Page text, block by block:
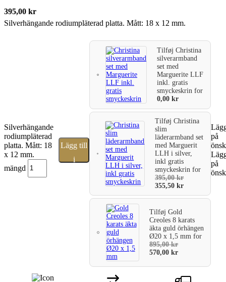
395,00 kr
Silverhängande rodiumpläterad platta. Mått: 18 x 12 mm.
Silverhängande
rodiumpläterad
platta. Mått: 18
x 12 mm.
mängd
Lägg till
i
TilføjChristina
silverarmband
set med
Marguerite LLF
inkl. gratis
smyckeskrinfor
0,00kr
TilføjChristina
slim
läderarmband set
med Marguerit
LLH i silver,
inkl gratis
smyckeskrinfor
395,00kr
355,50kr
TilføjGold
Creoles 8 karats
äkta guld örhängen
Ø20 x 1,5 mmfor
895,00kr
570,00kr
på
på